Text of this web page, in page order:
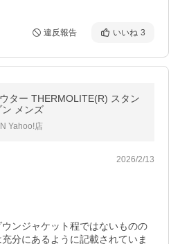
違反報告 いいね 3
ー THERMOLITE(R) スタン
ン メンズ
Yahoo!店
2026/2/13
ンジャケット程ではないものの
分にあるように記載されていま